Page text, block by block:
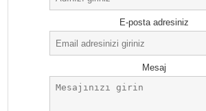
E-posta adresiniz
Mesaj